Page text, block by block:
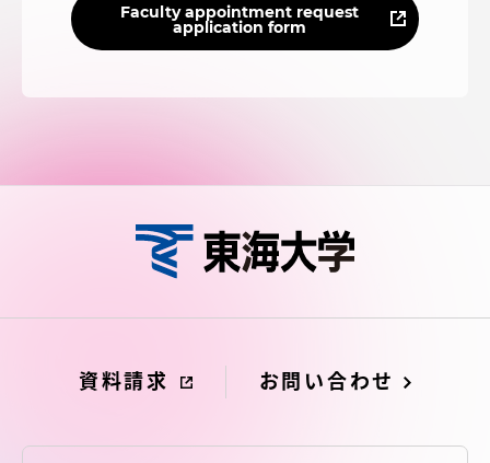
Faculty appointment request
application form
資料請求 お問い合わせ